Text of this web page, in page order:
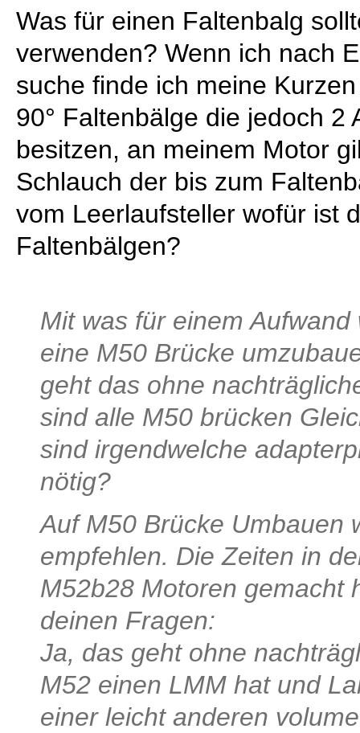
Was für einen Faltenbalg
verwenden? Wenn ich nach
suche finde ich meine
90° Faltenbälge die jedoch 2
besitzen, an meinem Motor
Schlauch der bis zum
vom Leerlaufsteller wofür ist
Faltenbälgen?
Mit was für einem
eine M50 Brücke
geht das ohne
sind alle M50 brücken
sind irgendwelche
nötig?
Auf M50 Brücke Umbauen
empfehlen. Die Zeiten in
M52b28 Motoren gemacht
deinen Fragen:
Ja, das geht ohne
M52 einen LMM hat und
einer leicht anderen